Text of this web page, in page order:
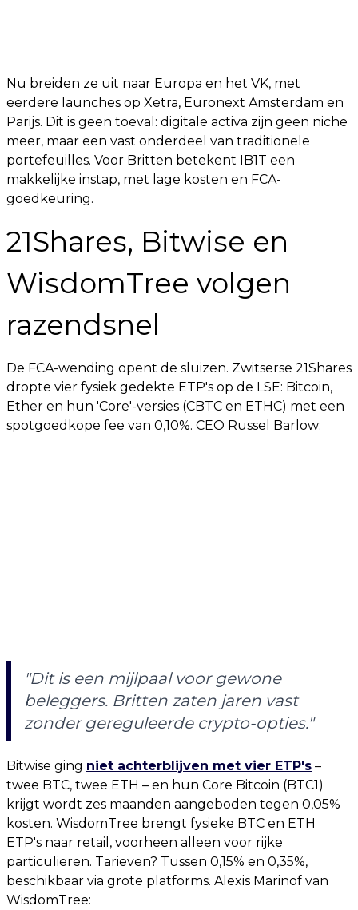
Nu breiden ze uit naar Europa en het VK, met
eerdere launches op Xetra, Euronext Amsterdam en
Parijs. Dit is geen toeval: digitale activa zijn geen niche
meer, maar een vast onderdeel van traditionele
portefeuilles. Voor Britten betekent IB1T een
makkelijke instap, met lage kosten en FCA-
goedkeuring.
21Shares, Bitwise en
WisdomTree volgen
razendsnel
De FCA-wending opent de sluizen. Zwitserse 21Shares
dropte vier fysiek gedekte ETP's op de LSE: Bitcoin,
Ether en hun 'Core'-versies (CBTC en ETHC) met een
spotgoedkope fee van 0,10%. CEO Russel Barlow:
"Dit is een mijlpaal voor gewone
beleggers. Britten zaten jaren vast
zonder gereguleerde crypto-opties."
Bitwise ging niet achterblijven met vier ETP's –
twee BTC, twee ETH – en hun Core Bitcoin (BTC1)
krijgt wordt zes maanden aangeboden tegen 0,05%
kosten. WisdomTree brengt fysieke BTC en ETH
ETP's naar retail, voorheen alleen voor rijke
particulieren. Tarieven? Tussen 0,15% en 0,35%,
beschikbaar via grote platforms. Alexis Marinof van
WisdomTree: